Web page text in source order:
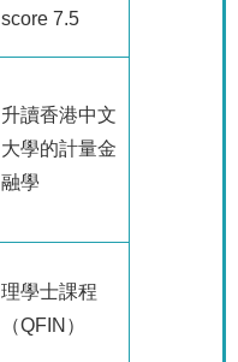
score 7.5
升讀香港中文
大學的計量金
融學
理學士課程
（QFIN ）